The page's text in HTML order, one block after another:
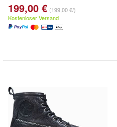
199,00 € (199,00 €/)
Kostenloser Versand